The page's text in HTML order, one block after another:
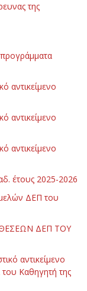
της
αντικείμενο
αντικείμενο
αντικείμενο
έτους 2025-2026
ΔΕΠ του
ΔΕΠ ΤΟΥ
αντικείμενο
του Καθηγητή της